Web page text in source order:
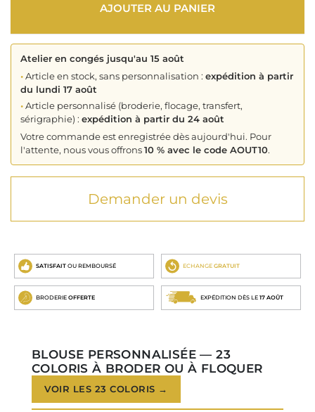
AJOUTER AU PANIER
Atelier en congés jusqu'au 15 août
•Article en stock, sans personnalisation : expédition à partir
du lundi 17 août
•Article personnalisé (broderie, flocage, transfert,
sérigraphie) : expédition à partir du 24 août
Votre commande est enregistrée dès aujourd'hui. Pour
l'attente, nous vous offrons10 % avec le code AOUT10.
Demander un devis
SATISFAIT OU REMBOURSÉ ECHANGE GRATUIT
BRODERIE OFFERTE EXPÉDITION DÈS LE 17 AOÛT
BLOUSE PERSONNALISÉE — 23
COLORIS À BRODER OU À FLOQUER
VOIR LES 23 COLORIS →